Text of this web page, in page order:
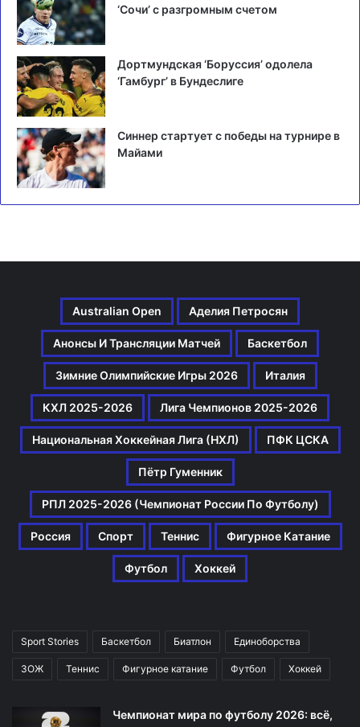
‘Сочи’ с разгромным счетом
Дортмундская ‘Боруссия’ одолела
‘Гамбург’ в Бундеслиге
Синнер стартует с победы на турнире в
Майами
Australian Open Аделия Петросян
Анонсы И Трансляции Матчей Баскетбол
Зимние Олимпийские Игры 2026 Италия
КХЛ 2025-2026 Лига Чемпионов 2025-2026
Национальная Хоккейная Лига (НХЛ) ПФК ЦСКА
Пётр Гуменник
РПЛ 2025-2026 (Чемпионат России По Футболу)
Россия Спорт Теннис Фигурное Катание
Футбол Хоккей
Sport Stories Баскетбол Биатлон Единоборства
ЗОЖ Теннис Фигурное катание Футбол Хоккей
Чемпионат мира по футболу 2026: всё,